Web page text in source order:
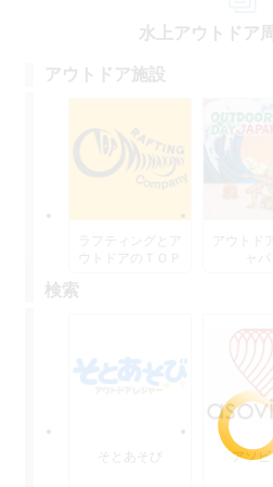
水上アウトドア
アウトドア施設
ラフティングとア
ウトドアのＴＯＰ
アウトド
検索
そとあそび アソビ